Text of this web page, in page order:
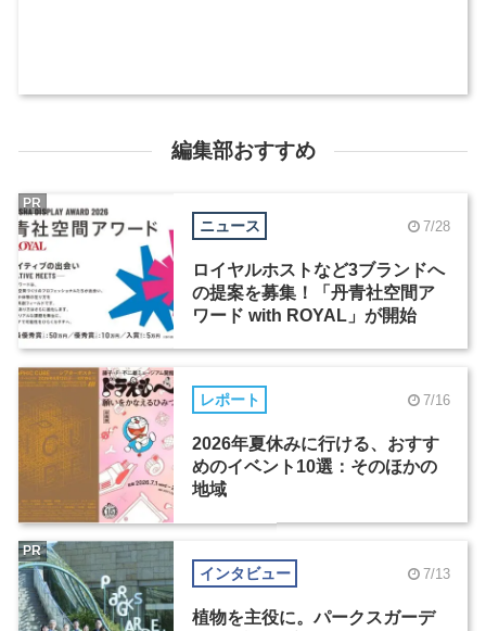
編集部おすすめ
ニュース 7/28
ロイヤルホストなど3ブランドへ
の提案を募集！「丹青社空間ア
ワード with ROYAL」が開始
PR
レポート 7/16
2026年夏休みに行ける、おすす
めのイベント10選：そのほかの
地域
インタビュー 7/13
植物を主役に。パークスガーデ
PR